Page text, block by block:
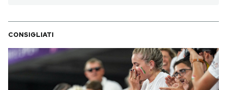
NEWSLETTER
I MIEI PREFERITI
CONSIGLIATI